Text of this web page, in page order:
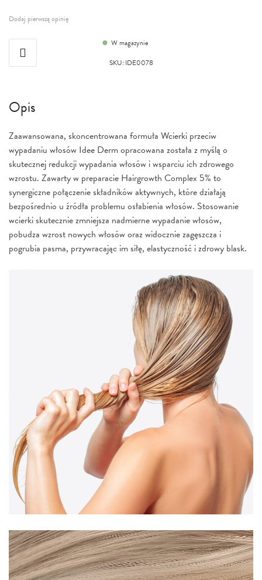
Dodaj pierwszą opinię
W magazynie
SKU: IDE0078
Opis
Zaawansowana, skoncentrowana formuła Wcierki przeciw
wypadaniu włosów Idee Derm opracowana została z myślą o
skutecznej redukcji wypadania włosów i wsparciu ich zdrowego
wzrostu. Zawarty w preparacie Hairgrowth Complex 5% to
synergiczne połączenie składników aktywnych, które działają
bezpośrednio u źródła problemu osłabienia włosów. Stosowanie
wcierki skutecznie zmniejsza nadmierne wypadanie włosów,
pobudza wzrost nowych włosów oraz widocznie zagęszcza i
pogrubia pasma, przywracając im siłę, elastyczność i zdrowy blask.